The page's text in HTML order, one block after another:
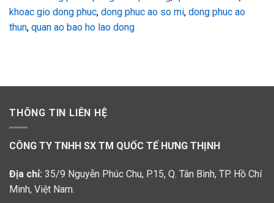
khoac gio dong phuc, dong phuc ao so mi, dong phuc ao
thun, quan ao bao ho lao dong
THÔNG TIN LIÊN HỆ
CÔNG TY TNHH SX TM QUỐC TẾ HƯNG THỊNH
Địa chỉ: 35/9 Nguyễn Phúc Chu, P.15, Q. Tân Bình, TP. Hồ Chí
Minh, Việt Nam.